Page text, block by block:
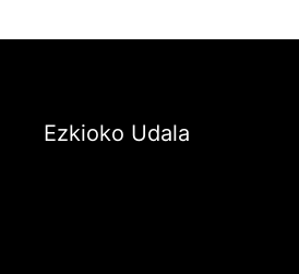
Ezkioko Udala